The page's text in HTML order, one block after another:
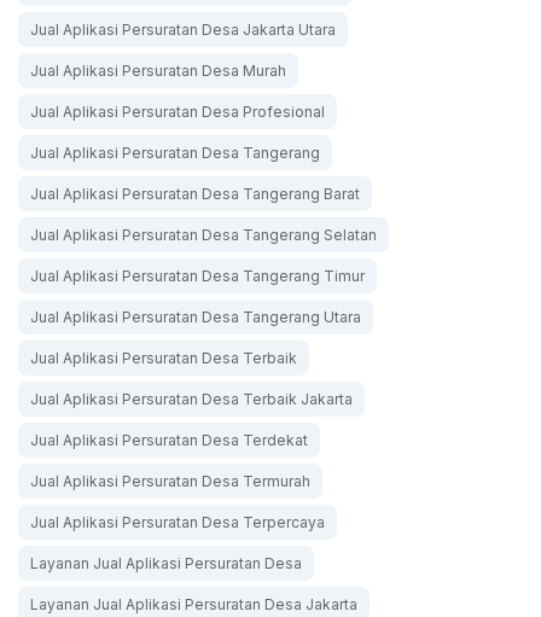
Jual Aplikasi Persuratan Desa Jakarta Utara
Jual Aplikasi Persuratan Desa Murah
Jual Aplikasi Persuratan Desa Profesional
Jual Aplikasi Persuratan Desa Tangerang
Jual Aplikasi Persuratan Desa Tangerang Barat
Jual Aplikasi Persuratan Desa Tangerang Selatan
Jual Aplikasi Persuratan Desa Tangerang Timur
Jual Aplikasi Persuratan Desa Tangerang Utara
Jual Aplikasi Persuratan Desa Terbaik
Jual Aplikasi Persuratan Desa Terbaik Jakarta
Jual Aplikasi Persuratan Desa Terdekat
Jual Aplikasi Persuratan Desa Termurah
Jual Aplikasi Persuratan Desa Terpercaya
Layanan Jual Aplikasi Persuratan Desa
Layanan Jual Aplikasi Persuratan Desa Jakarta